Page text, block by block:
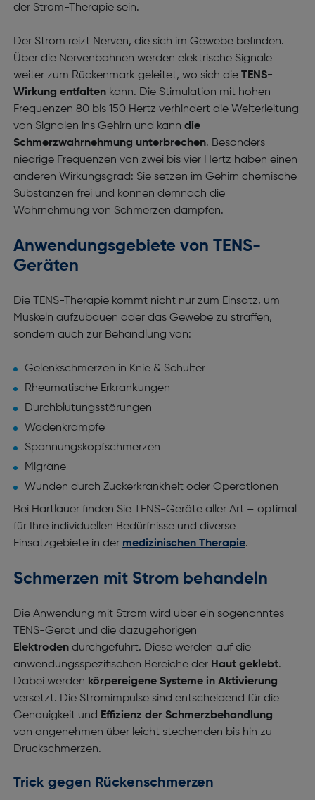
der Strom-Therapie sein.
Der Strom reizt Nerven, die sich im Gewebe befinden.
Über die Nervenbahnen werden elektrische Signale
weiter zum Rückenmark geleitet, wo sich die TENS-
Wirkung entfaltenkann. Die Stimulation mit hohen
Frequenzen 80 bis 150 Hertz verhindert die Weiterleitung
von Signalen ins Gehirn und kann die
Schmerzwahrnehmung unterbrechen. Besonders
niedrige Frequenzen von zwei bis vier Hertz haben einen
anderen Wirkungsgrad: Sie setzen im Gehirn chemische
Substanzen frei und können demnach die
Wahrnehmung von Schmerzen dämpfen.
Anwendungsgebiete von TENS-
Geräten
Die TENS-Therapie kommt nicht nur zum Einsatz, um
Muskeln aufzubauen oder das Gewebe zu straffen,
sondern auch zur Behandlung von:
Gelenkschmerzen in Knie & Schulter
Rheumatische Erkrankungen
Durchblutungsstörungen
Wadenkrämpfe
Spannungskopfschmerzen
Migräne
Wunden durch Zuckerkrankheit oder Operationen
Bei Hartlauer finden Sie TENS-Geräte aller Art – optimal
für Ihre individuellen Bedürfnisse und diverse
Einsatzgebiete in der medizinischen Therapie.
Schmerzen mit Strom behandeln
Die Anwendung mit Strom wird über ein sogenanntes
TENS-Gerät und die dazugehörigen
Elektroden durchgeführt. Diese werden auf die
anwendungsspezifischen Bereiche der Haut geklebt.
Dabei werden körpereigene Systeme in Aktivierung
versetzt. Die Stromimpulse sind entscheidend für die
Genauigkeit und Effizienz der Schmerzbehandlung –
von angenehmen über leicht stechenden bis hin zu
Druckschmerzen.
Trick gegen Rückenschmerzen